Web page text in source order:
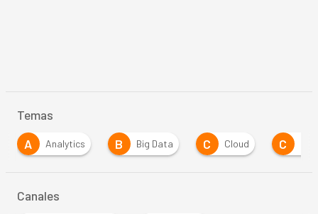
Temas
A
Analytics B Big Data C Cloud C
Canales